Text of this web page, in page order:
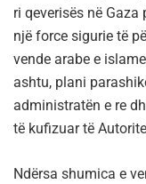
ri qeverisës në
një force sigurie të
vende arabe e
ashtu, plani
administratën e re
të kufizuar të
Ndërsa shumica e